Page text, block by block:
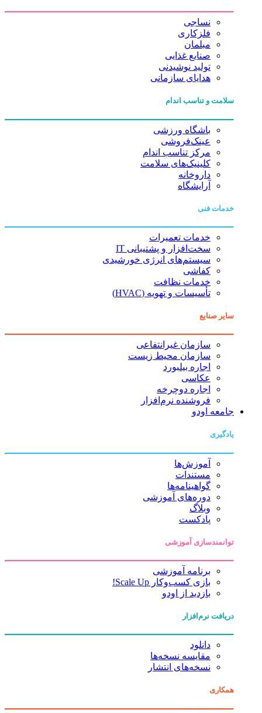
نساجی
فلزکاری
مبلمان
صنایع غذایی
تولید نوشیدنی
هدایای سازمانی
سلامت و تناسب اندام
باشگاه ورزشی
عینک‌فروشی
مرکز تناسب اندام
کلینیک‌های سلامت
داروخانه
آرایشگاه
خدمات فنی
خدمات تعمیرات
سخت‌افزار و پشتیبانی IT
سیستم‌های انرژی خورشیدی
کفاشی
خدمات نظافت
تأسیسات و تهویه (HVAC)
سایر صنایع
سازمان غیرانتفاعی
سازمان محیط زیست
اجاره بیلبورد
عکاسی
اجاره دوچرخه
فروشنده نرم‌افزار
جامعه اودو
یادگیری
آموزش‌ها
مستندات
گواهینامه‌ها
دوره‌های آموزشی
وبلاگ
پادکست
توانمندسازی آموزشی
برنامه آموزشی
بازی کسب‌وکار Scale Up!
بازدید از اودو
دریافت نرم‌افزار
دانلود
مقایسه نسخه‌ها
نسخه‌های انتشار
همکاری